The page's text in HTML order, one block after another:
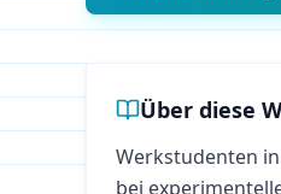
Über diese
Werkstudenten
bei